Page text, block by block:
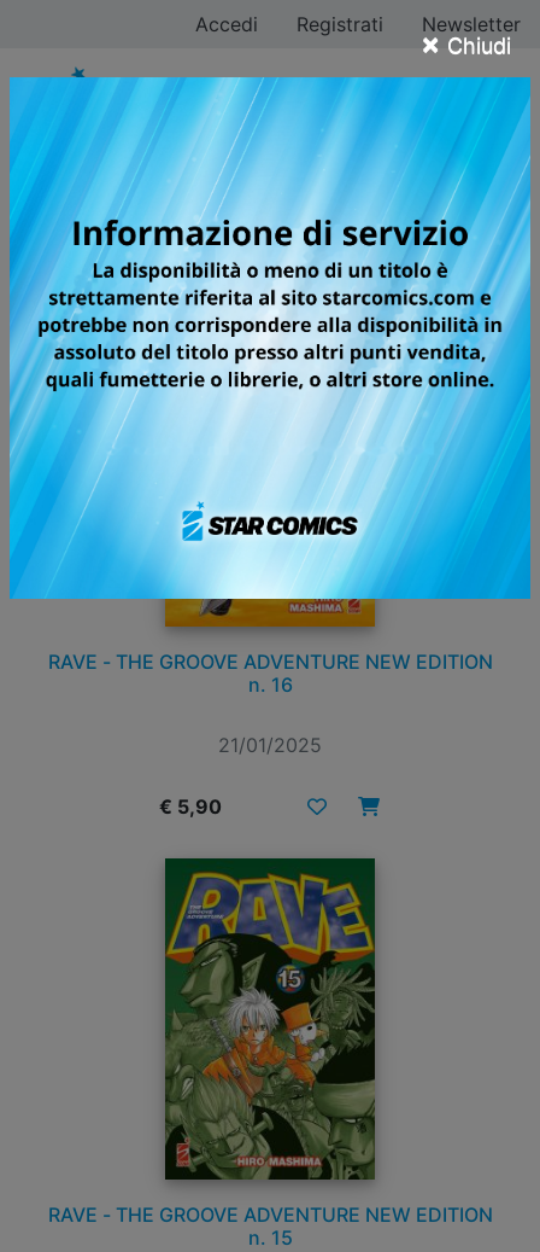
× Chiudi
Accedi Registrati Newsletter
Tutti i fumetti per la
testata BIG
RAVE - THE GROOVE ADVENTURE NEW EDITION
n. 16
21/01/2025
€ 5,90
RAVE - THE GROOVE ADVENTURE NEW EDITION
n. 15